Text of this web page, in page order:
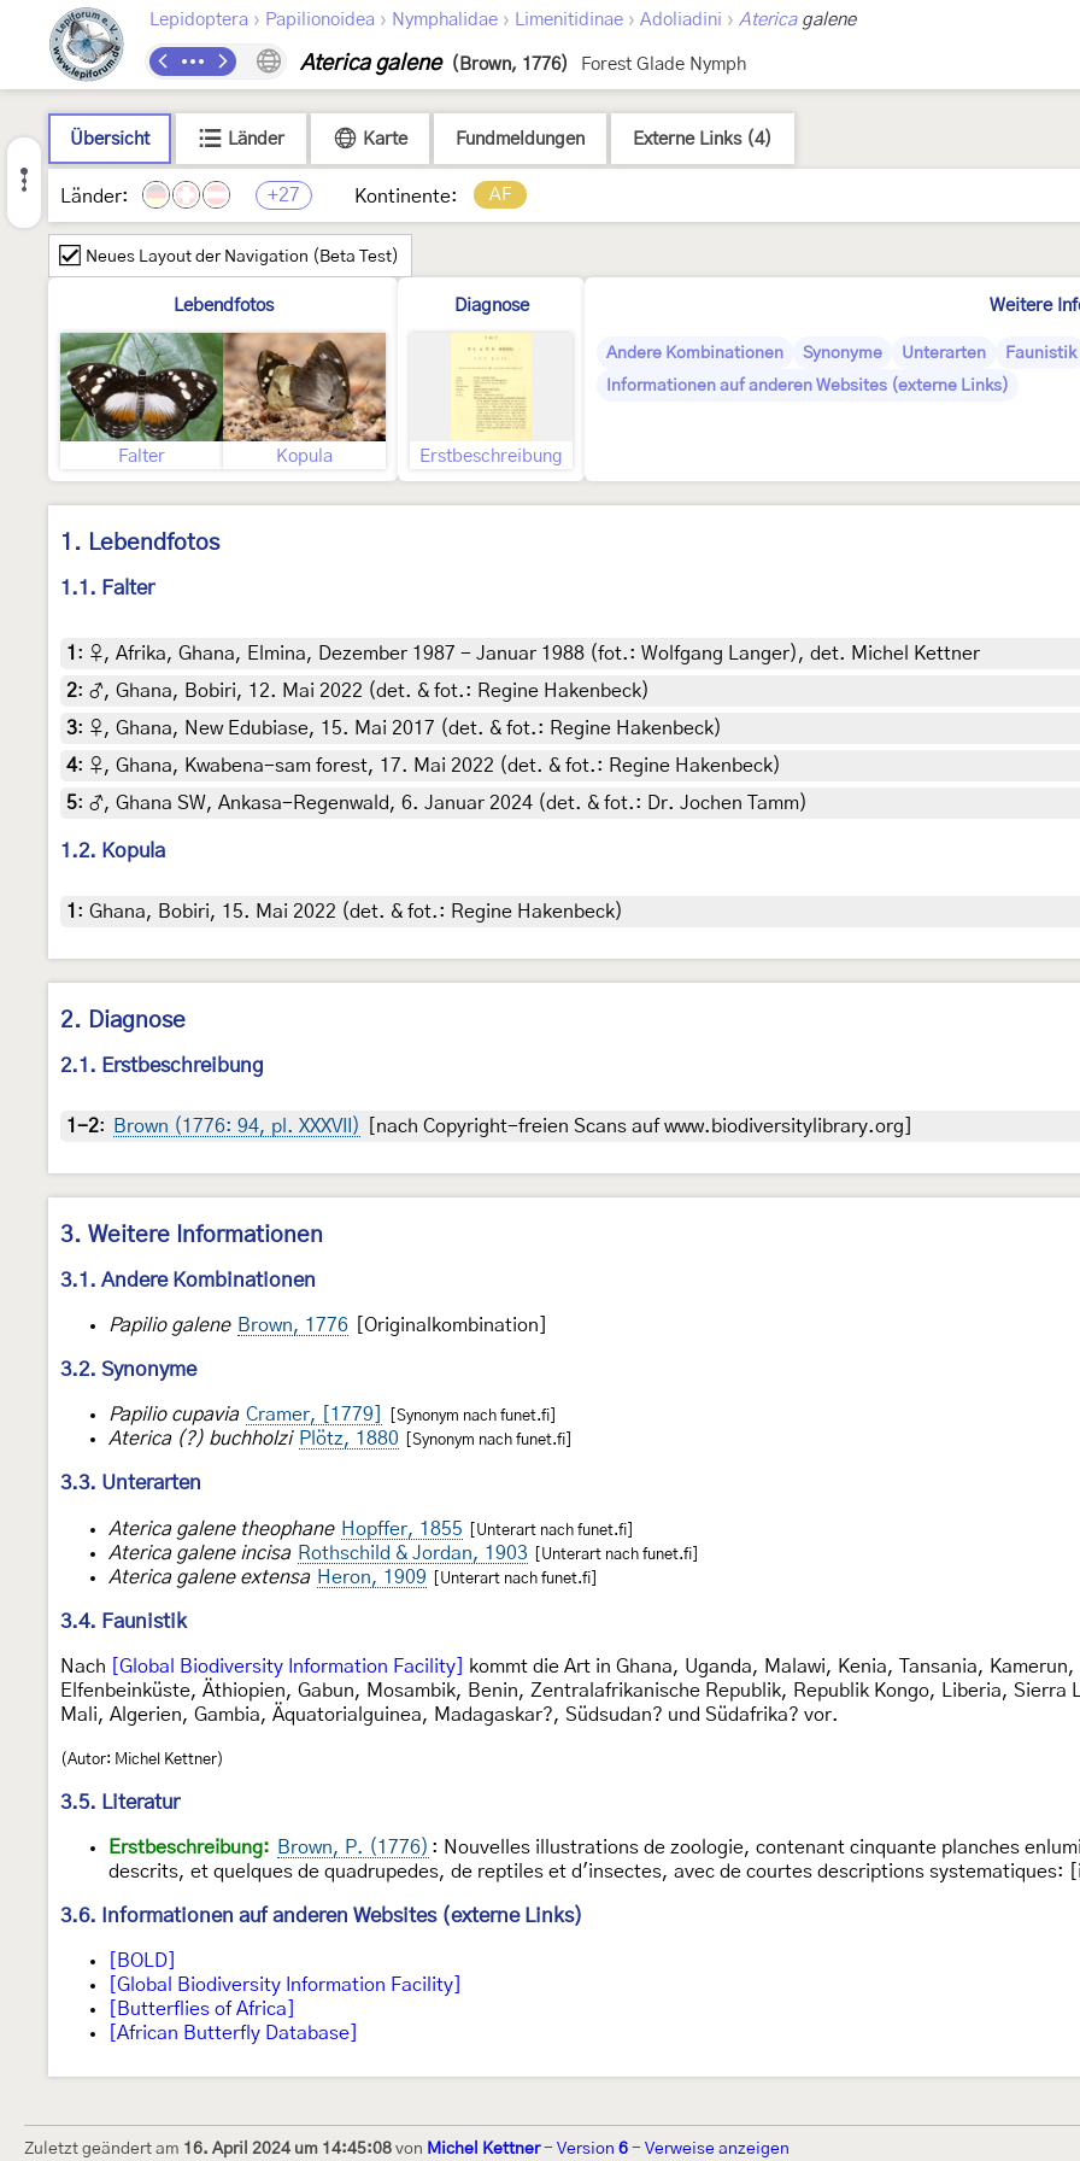
Lepidoptera › Papilionoidea › Nymphalidae › Limenitidinae › Adoliadini › Atericagalene
Aterica galene (Brown, 1776) Forest Glade Nymph
Übersicht Länder Karte Fundmeldungen Externe Links (4)
Länder: +27 Kontinente: AF
Neues Layout der Navigation (Beta Test)
Lebendfotos
Falter Kopula
Diagnose
Erstbeschreibung
Weitere
Andere Kombinationen Synonyme Unterarten Faunistik
Informationen auf anderen Websites (externe Links)
1. Lebendfotos
1.1. Falter
1 : ♀, Afrika, Ghana, Elmina, Dezember 1987 - Januar 1988 (fot.: Wolfgang Langer), det. Michel Kettner
2: ♂, Ghana, Bobiri, 12. Mai 2022 (det. & fot.: Regine Hakenbeck)
3: ♀, Ghana, New Edubiase, 15. Mai 2017 (det. & fot.: Regine Hakenbeck)
4: ♀, Ghana, Kwabena-sam forest, 17. Mai 2022 (det. & fot.: Regine Hakenbeck)
5: ♂, Ghana SW, Ankasa-Regenwald, 6. Januar 2024 (det. & fot.: Dr. Jochen Tamm)
1.2. Kopula
1 : Ghana, Bobiri, 15. Mai 2022 (det. & fot.: Regine Hakenbeck)
2. Diagnose
2.1. Erstbeschreibung
1-2: Brown (1776: 94, pl. XXXVII) [nach Copyright-freien Scans auf www.biodiversitylibrary.org]
3. Weitere Informationen
3.1. Andere Kombinationen
Papilio galene Brown, 1776 [Originalkombination]
3.2. Synonyme
Papilio cupavia Cramer, [1779] [Synonym nach funet.fi]
Aterica (?) buchholzi Plötz, 1880 [Synonym nach funet.fi]
3.3. Unterarten
Aterica galene theophane Hopffer, 1855 [Unterart nach funet.fi]
Aterica galene incisa Rothschild & Jordan, 1903 [Unterart nach funet.fi]
Aterica galene extensa Heron, 1909 [Unterart nach funet.fi]
3.4. Faunistik
Nach [Global Biodiversity Information Facility]
kommt die Art in Ghana, Uganda, Malawi, Kenia, Tansania,
Elfenbeinküste, Äthiopien, Gabun, Mosambik, Benin, Zentralafrikanische Republik, Republik Kongo, Liberia, Sierra
Mali, Algerien, Gambia, Äquatorialguinea, Madagaskar?, Südsudan? und Südafrika? vor.
(Autor: Michel Kettner)
3.5. Literatur
Erstbeschreibung: Brown, P. (1776) : Nouvelles illustrations de zoologie, contenant cinquante planches
descrits, et quelques de quadrupedes, de reptiles et d'insectes, avec de courtes descriptions
3.6. Informationen auf anderen Websites (externe Links)
[BOLD]
[Global Biodiversity Information Facility]
[Butterflies of Africa]
[African Butterfly Database]
Zuletzt geändert am 16. April 2024 um 14:45:08 von Michel Kettner- Version 6 - Verweise anzeigen